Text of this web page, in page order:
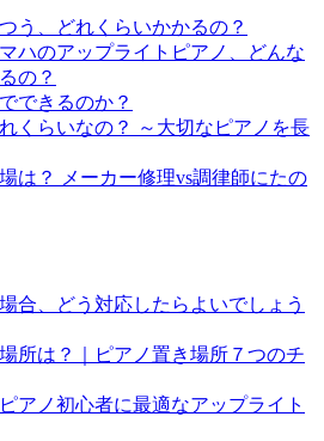
う、どれくらいかかるの？
ハのアップライトピアノ、どんな
の？
できるのか？
くらいなの？ ～大切なピアノを長
は？ メーカー修理vs調律師にたの
合、どう対応したらよいでしょう
所は？｜ピアノ置き場所７つのチ
アノ初心者に最適なアップライト